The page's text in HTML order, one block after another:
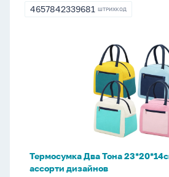
4657842339681
4657842339681 ШТРИХКОД
23*20*14см
термослоем
Термосумка Два Тона
ассорти дизайнов